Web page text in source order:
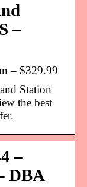
–
– $329.99
Station
the best
–
DBA